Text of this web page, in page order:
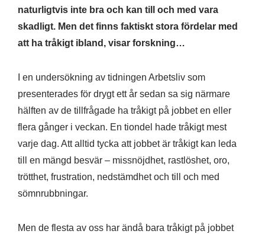
naturligtvis inte bra och kan till och med vara
skadligt. Men det finns faktiskt stora fördelar med
att ha tråkigt ibland, visar forskning…
I en undersökning av tidningen Arbetsliv som
presenterades för drygt ett år sedan sa sig närmare
hälften av de tillfrågade ha tråkigt på jobbet en eller
flera gånger i veckan. En tiondel hade tråkigt mest
varje dag. Att alltid tycka att jobbet är tråkigt kan leda
till en mängd besvär – missnöjdhet, rastlöshet, oro,
trötthet, frustration, nedstämdhet och till och med
sömnrubbningar.
Men de flesta av oss har ändå bara tråkigt på jobbet